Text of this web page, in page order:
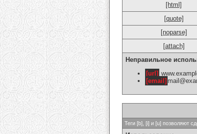
[html]
[quote]
[noparse]
[attach]
Неправильное
[url]
[email]
Теги [b], [i] и [u] позволяют